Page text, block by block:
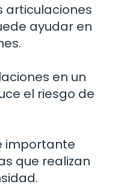
articulaciones
ayudar en
en un
el riesgo de
importante
que realizan